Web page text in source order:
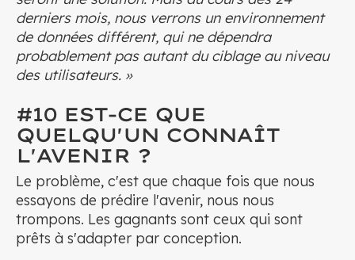
derniers mois, nous verrons un environnement
de données différent, qui ne dépendra
probablement pas autant du ciblage au niveau
des utilisateurs. »
#10 EST-CE QUE
QUELQU'UN CONNAÎT
L'AVENIR ?
Le problème, c'est que chaque fois que nous
essayons de prédire l'avenir, nous nous
trompons. Les gagnants sont ceux qui sont
prêts à s'adapter par conception.